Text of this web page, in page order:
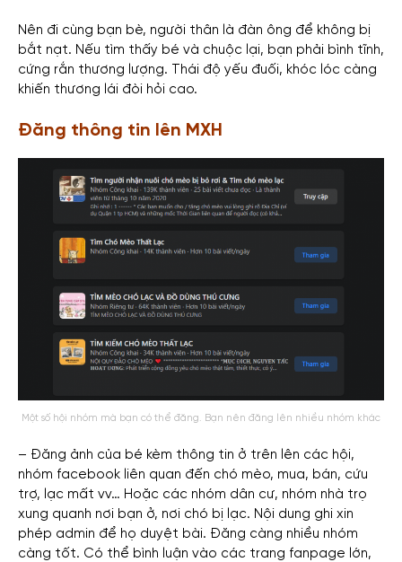
Nên đi cùng bạn bè, người thân là đàn ông để không bị
bắt nạt. Nếu tìm thấy bé và chuộc lại, bạn phải bình tĩnh,
cứng rắn thương lượng. Thái độ yếu đuối, khóc lóc càng
khiến thương lái đòi hỏi cao.
Đăng thông tin lên MXH
Một số hội nhóm mà bạn có thể đăng. Bạn nên đăng lên nhiều nhóm khác
– Đăng ảnh của bé kèm thông tin ở trên lên các hội,
nhóm facebook liên quan đến chó mèo, mua, bán, cứu
trợ, lạc mất vv… Hoặc các nhóm dân cư, nhóm nhà trọ
xung quanh nơi bạn ở, nơi chó bị lạc. Nội dung ghi xin
phép admin để họ duyệt bài. Đăng càng nhiều nhóm
càng tốt. Có thể bình luận vào các trang fanpage lớn,